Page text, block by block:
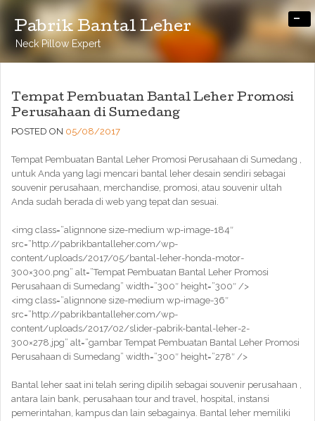
Pabrik Bantal Leher
Neck Pillow Expert
-
Tempat Pembuatan Bantal Leher Promosi
Perusahaan di Sumedang
POSTED ON 05/08/2017
Tempat Pembuatan Bantal Leher Promosi Perusahaan di Sumedang ,
untuk Anda yang lagi mencari bantal leher desain sendiri sebagai
souvenir perusahaan, merchandise, promosi, atau souvenir ultah
Anda sudah berada di web yang tepat dan sesuai.
<img class=”alignnone size-medium wp-image-184″
src=”http://pabrikbantalleher.com/wp-
content/uploads/2017/05/bantal-leher-honda-motor-
300×300.png” alt=”Tempat Pembuatan Bantal Leher Promosi
Perusahaan di Sumedang” width=”300″ height=”300″ />
<img class=”alignnone size-medium wp-image-36″
src=”http://pabrikbantalleher.com/wp-
content/uploads/2017/02/slider-pabrik-bantal-leher-2-
300×278.jpg” alt=”gambar Tempat Pembuatan Bantal Leher Promosi
Perusahaan di Sumedang” width=”300″ height=”278″ />
Bantal leher saat ini telah sering dipilih sebagai souvenir perusahaan ,
antara lain bank, perusahaan tour and travel, hospital, instansi
pemerintahan, kampus dan lain sebagainya. Bantal leher memiliki